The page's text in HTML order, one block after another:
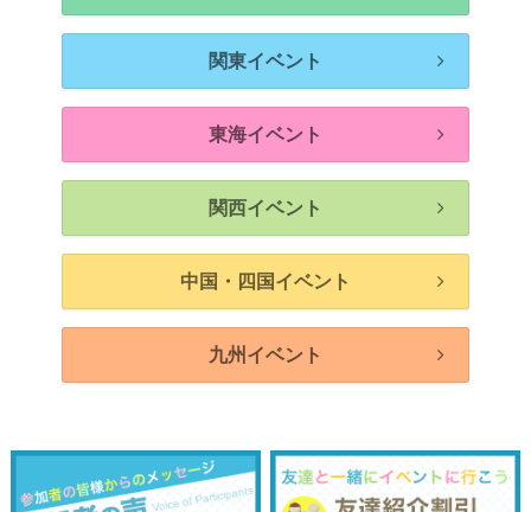
関東イベント
東海イベント
関西イベント
中国・四国イベント
九州イベント